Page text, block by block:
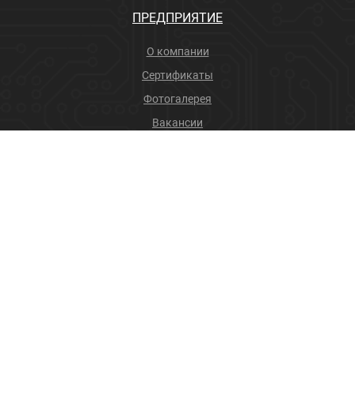
ПРЕДПРИЯТИЕ
О компании
Сертификаты
Фотогалерея
Вакансии